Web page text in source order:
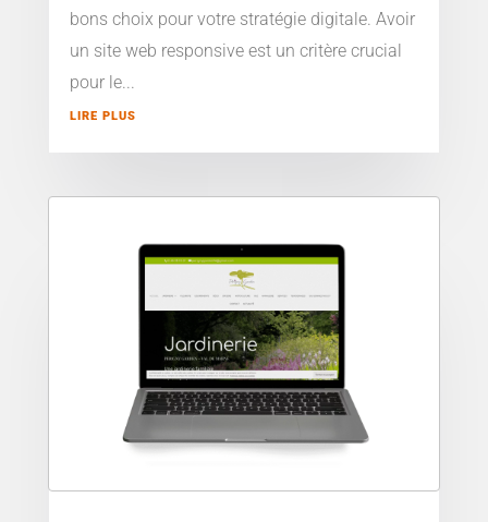
bons choix pour votre stratégie digitale. Avoir
un site web responsive est un critère crucial
pour le...
LIRE PLUS